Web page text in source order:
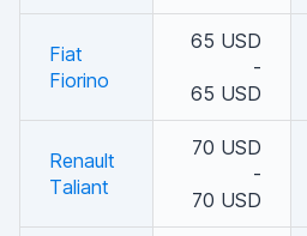
Fiat
Fiorino
65 USD
-
65 USD
Renault
Taliant
70 USD
-
70 USD